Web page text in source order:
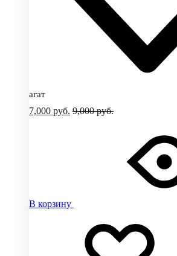
агат
7,000 руб. 9,000руб.
В корзину